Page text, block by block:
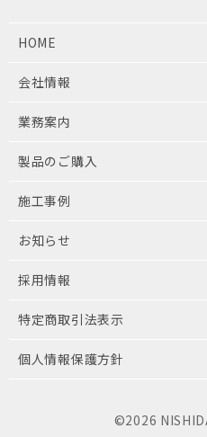
HOME
会社情報
業務案内
製品のご購入
施工事例
お知らせ
採用情報
特定商取引法表示
個人情報保護方針
©2026